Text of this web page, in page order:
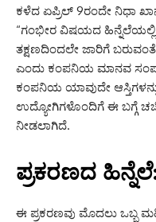
ಕಳೆದ ಏಪ್ರಿಲ್ 9ರಂದೇ ನಿಧಾ
“ಗಂಭೀರ ವಿಷಯದ
ತಕ್ಷಣದಿಂದಲೇ ಜಾರಿಗೆ
ಎಂದು ಕಂಪನಿಯ ಮಾನವ
ಕಂಪನಿಯ ಯಾವುದೇ
ಉದ್ಯೋಗಿಗಳೊಂದಿಗೆ ಈ ಬಗ್ಗೆ
ನೀಡಲಾಗಿದೆ.
ಪ್ರಕರಣದ
ಈ ಪ್ರಕರಣವು ಮೊದಲು ಒಬ್ಬ